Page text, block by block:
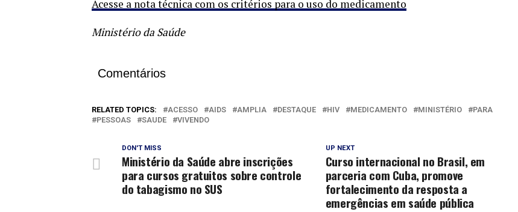
Acesse a nota técnica com os critérios para o uso do medicamento
Ministério da Saúde
Comentários
RELATED TOPICS: ACESSO AIDS AMPLIA DESTAQUE HIV MEDICAMENTO MINISTÉRIO
PARA
PESSOAS
SAUDE VIVENDO
UP NEXT
Curso internacional no Brasil, em
parceria com Cuba, promove
fortalecimento da resposta a
emergências em saúde pública
DON'T MISS
Ministério da Saúde abre inscrições
para cursos gratuitos sobre controle
do tabagismo no SUS